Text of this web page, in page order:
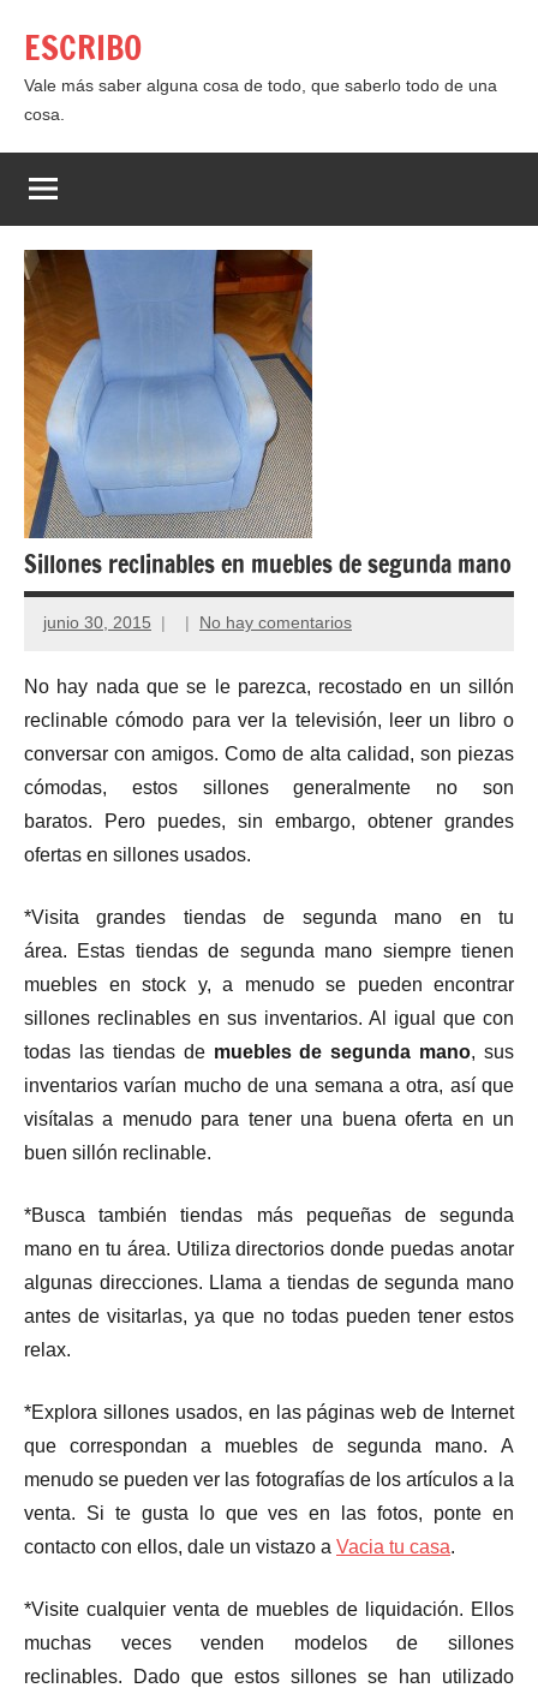
contenido
ESCRIBO
Vale más saber alguna cosa de todo, que saberlo todo de una
cosa.
Sillones reclinables en muebles de segunda mano
junio 30, 2015 No hay comentarios
No hay nada que se le parezca, recostado en un sillón
reclinable cómodo para ver la televisión, leer un libro o
conversar con amigos. Como de alta calidad, son piezas
cómodas, estos sillones generalmente no son
baratos. Pero puedes, sin embargo, obtener grandes
ofertas en sillones usados.
*Visita grandes tiendas de segunda mano en tu
área. Estas tiendas de segunda mano siempre tienen
muebles en stock y, a menudo se pueden encontrar
sillones reclinables en sus inventarios. Al igual que con
todas las tiendas de muebles de segunda mano, sus
inventarios varían mucho de una semana a otra, así que
visítalas a menudo para tener una buena oferta en un
buen sillón reclinable.
*Busca también tiendas más pequeñas de segunda
mano en tu área. Utiliza directorios donde puedas anotar
algunas direcciones. Llama a tiendas de segunda mano
antes de visitarlas, ya que no todas pueden tener estos
relax.
*Explora sillones usados, ​​en las páginas web de Internet
que correspondan a muebles de segunda mano. A
menudo se pueden ver las fotografías de los artículos a la
venta. Si te gusta lo que ves en las fotos, ponte en
contacto con ellos, dale un vistazo a Vacia tu casa.
*Visite cualquier venta de muebles de liquidación. Ellos
muchas veces venden modelos de sillones
reclinables. Dado que estos sillones se han utilizado